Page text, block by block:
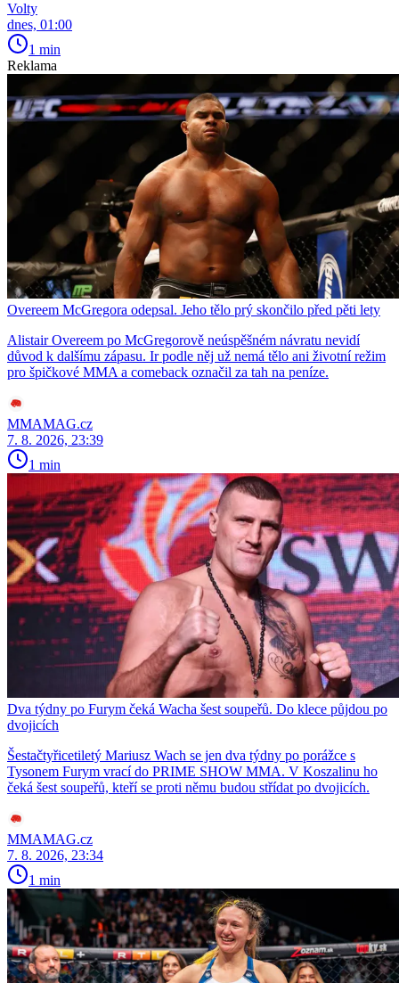
Volty
dnes, 01:00
1 min
Reklama
Overeem McGregora odepsal. Jeho tělo prý skončilo před pěti lety
Alistair Overeem po McGregorově neúspěšném návratu nevidí
důvod k dalšímu zápasu. Ir podle něj už nemá tělo ani životní režim
pro špičkové MMA a comeback označil za tah na peníze.
MMAMAG.cz
7. 8. 2026, 23:39
1 min
Dva týdny po Furym čeká Wacha šest soupeřů. Do klece půjdou po
dvojicích
Šestačtyřicetiletý Mariusz Wach se jen dva týdny po porážce s
Tysonem Furym vrací do PRIME SHOW MMA. V Koszalinu ho
čeká šest soupeřů, kteří se proti němu budou střídat po dvojicích.
MMAMAG.cz
7. 8. 2026, 23:34
1 min